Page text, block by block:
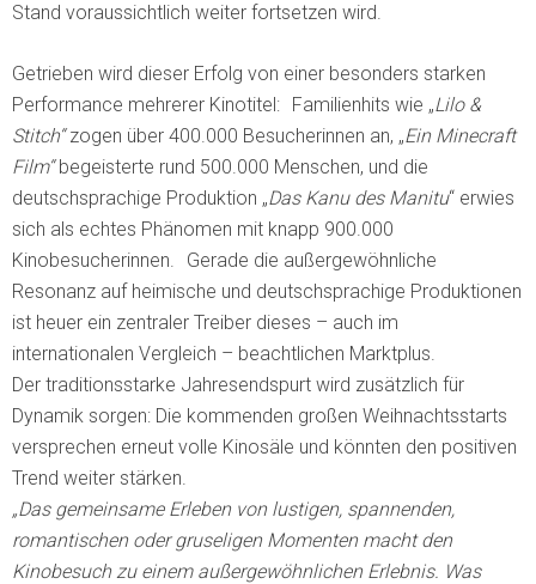
Stand voraussichtlich weiter fortsetzen wird.
Getrieben wird dieser Erfolg von einer besonders starken
Performance mehrerer Kinotitel: Familienhits wie „Lilo &
Stitch“zogen über 400.000 Besucherinnen an, „Ein Minecraft
Film“begeisterte rund 500.000 Menschen, und die
deutschsprachige Produktion „Das Kanu des Manitu“ erwies
sich als echtes Phänomen mit knapp 900.000
Kinobesucherinnen. Gerade die außergewöhnliche
Resonanz auf heimische und deutschsprachige Produktionen
ist heuer ein zentraler Treiber dieses – auch im
internationalen Vergleich – beachtlichen Marktplus.
Der traditionsstarke Jahresendspurt wird zusätzlich für
Dynamik sorgen: Die kommenden großen Weihnachtsstarts
versprechen erneut volle Kinosäle und könnten den positiven
Trend weiter stärken.
„Das gemeinsame Erleben von lustigen, spannenden,
romantischen oder gruseligen Momenten macht den
Kinobesuch zu einem außergewöhnlichen Erlebnis. Was